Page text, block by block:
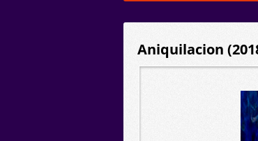
Aniquilacion